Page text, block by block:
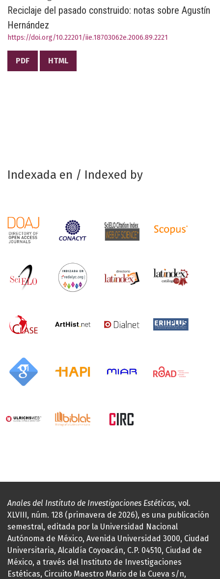
Reciclaje del pasado construido: notas sobre Agustín
Hernández
https://doi.org/10.22201/iie.18703062e.2006.89.2221
PDF HTML
Indexada en / Indexed by
Anales del Instituto de Investigaciones Estéticas, vol.
XLVIII, núm. 128 (primavera de 2026), es una publicación
semestral, editada por la Universidad Nacional
Autónoma de México, Avenida Universidad 3000, Ciudad
Universitaria, Alcaldía Coyoacán, C.P. 04510, Ciudad de
México, a través del Instituto de Investigaciones
Estéticas, Circuito Maestro Mario de la Cueva s/n,